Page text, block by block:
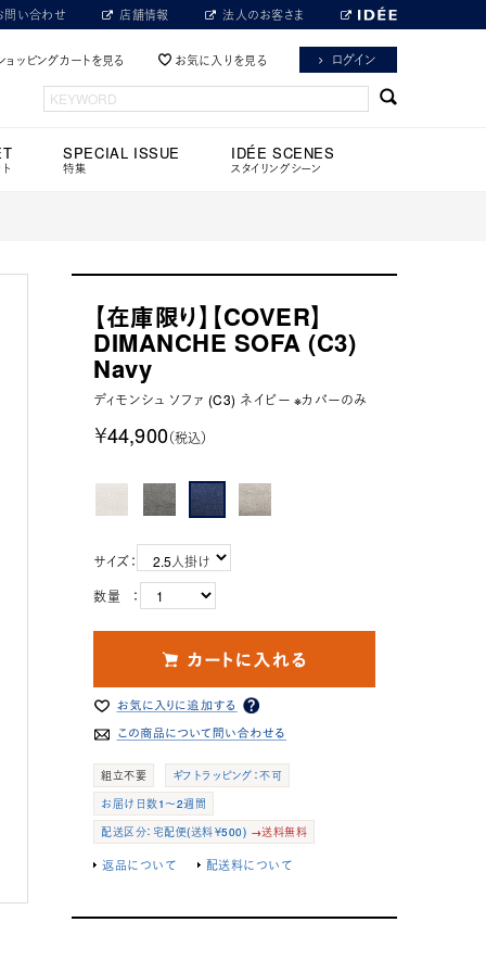
問い合わせ 店舗情報 法人のお客さま
ョッピングカートを見る お気に入りを見る ログイン
SPECIAL ISSUE
特集
IDÉE SCENES
スタイリングシーン
【在庫限り】【COVER】
DIMANCHE SOFA (C3)
Navy
ディモンシュ ソファ (C3) ネイビー ※カバーのみ
￥44,900（税込）
サイズ：
数量 ：
組立不要
ギフトラッピング：不可
お届け日数1～2週間
配送区分：宅配便(送料￥500) →送料無料
返品について 配送料について